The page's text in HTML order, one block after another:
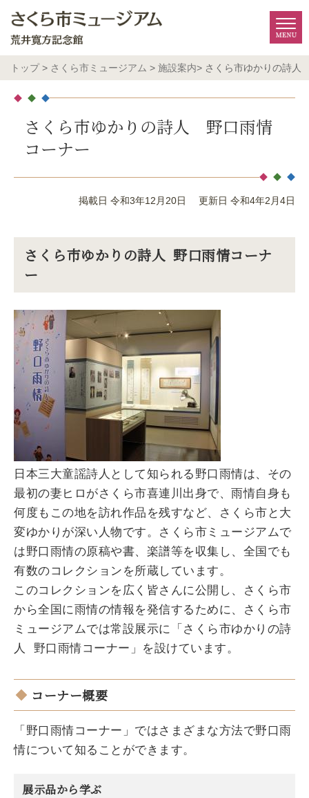
トップ> さくら市ミュージアム > 施設案内> さくら市ゆかりの詩人
さくら市ゆかりの詩人 野口雨情
コーナー
掲載日 令和3年12月20日 更新日 令和4年2月4日
さくら市ゆかりの詩人 野口雨情コーナ
ー
日本三大童謡詩人として知られる野口雨情は、その
最初の妻ヒロがさくら市喜連川出身で、雨情自身も
何度もこの地を訪れ作品を残すなど、さくら市と大
変ゆかりが深い人物です。さくら市ミュージアムで
は野口雨情の原稿や書、楽譜等を収集し、全国でも
有数のコレクションを所蔵しています。
このコレクションを広く皆さんに公開し、さくら市
から全国に雨情の情報を発信するために、さくら市
ミュージアムでは常設展示に「さくら市ゆかりの詩
人 野口雨情コーナー」を設けています。
コーナー概要
「野口雨情コーナー」ではさまざまな方法で野口雨
情について知ることができます。
展示品から学ぶ